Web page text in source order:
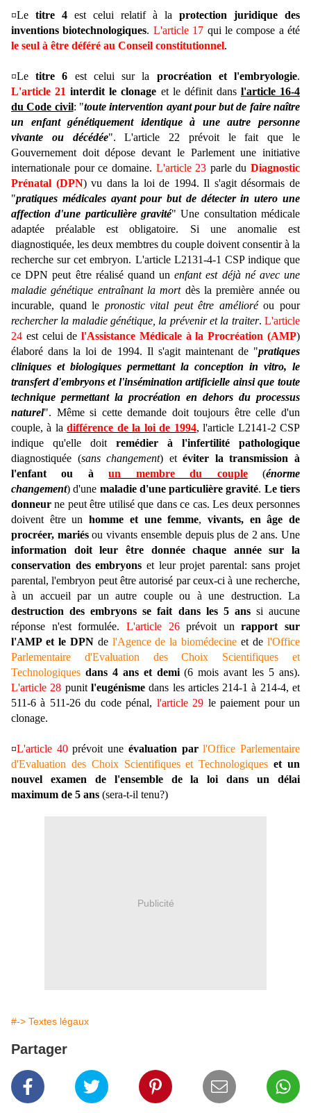
¤Le titre 4 est celui relatif à la protection juridique des
inventions biotechnologiques. L'article 17 qui le compose a été
le seul à être déféré au Conseil constitutionnel.
¤Letitre 6 est celui sur la procréation et l'embryologie.
L'article 21 interdit le clonage et le définit dans l'article 16-4
du Code civil: "toute intervention ayant pour but de faire naître
un enfant génétiquement identique à une autre personne
vivante ou décédée". L'article 22 prévoit le fait que le
Gouvernement doit dépose devant le Parlement une initiative
internationale pour ce domaine. L'article 23 parle du Diagnostic
Prénatal (DPN) vu dans la loi de 1994. Il s'agit désormais de
"pratiques médicales ayant pour but de détecter in utero une
affection d'une particulière gravité" Une consultation médicale
adaptée préalable est obligatoire. Si une anomalie est
diagnostiquée, les deux membtres du couple doivent consentir à la
recherche sur cet embryon. L'article L2131-4-1 CSP indique que
ce DPN peut être réalisé quand unenfant est déjà né avec une
maladie génétique entraînant la mortdès la première année ou
incurable, quand le pronostic vital peut être amélioréou pour
rechercher la maladie génétique, la prévenir et la traiter.L'article
24 est celui del'Assistance Médicale à la Procréation (AMP)
élaboré dans la loi de 1994. Il s'agit maintenant de "pratiques
cliniques et biologiques permettant la conception in vitro, le
transfert d'embryons et l'insémination artificielle ainsi que toute
technique permettant la procréation en dehors du processus
naturel". Même si cette demande doit toujours être celle d'un
couple, à ladifférence de la loi de 1994, l'article L2141-2 CSP
indique qu'elle doit remédier à l'infertilité pathologique
diagnostiquée (sans changement) etéviter la transmission à
l'enfant ou àun membre du couple(énorme
changement) d'une maladie d'une particulière gravité. Le tiers
donneur ne peut être utilisé que dans ce cas. Les deux personnes
doivent être unhomme et une femme, vivants, en âge de
procréer, mariésou vivants ensemble depuis plus de 2 ans. Une
information doit leur être donnée chaque année sur la
conservation des embryons et leur projet parental: sans projet
parental, l'embryon peut être autorisé par ceux-ci à une recherche,
à un accueil par un autre couple ou à une destruction. La
destruction des embryons se fait dans les 5 anssi aucune
réponse n'est formulée. L'article 26prévoit unrapport sur
l'AMP et le DPNde l'Agence de la biomédecine et de l'Office
Parlementaire d'Evaluation des Choix Scientifiques et
Technologiques dans 4 ans et demi(6 mois avant les 5 ans).
L'article 28 punit l'eugénismedans les articles 214-1 à 214-4, et
511-6 à 511-26 du code pénal, l'article 29 le paiement pour un
clonage.
¤L'article 40prévoit une évaluation par l'Office Parlementaire
d'Evaluation des Choix Scientifiques et Technologiques et un
nouvel examen de l'ensemble de la loi dans un délai
maximum de 5 ans (sera-t-il tenu?)
Publicité
#-> Textes légaux
Partager